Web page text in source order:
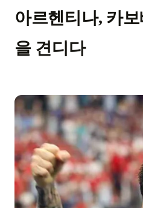
아르헨티나, 카
을 견디다